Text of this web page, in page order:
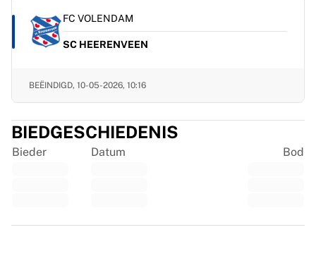
West Indies
Cricket Ireland
IJshockey
Aalborg Pirates
NHL Alumni
Bekijk alles over ijshockey
Lijst je shirt in
FC VOLENDAM
SC HEERENVEEN
BEËINDIGD, 10-05-2026, 10:16
BIEDGESCHIEDENIS
Bieder Datum Bod